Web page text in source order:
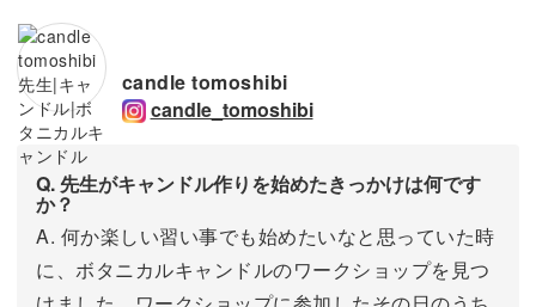
candle tomoshibi
candle_tomoshibi
Q. 先生がキャンドル作りを始めたきっかけは何です
か？
A. 何か楽しい習い事でも始めたいなと思っていた時
に、ボタニカルキャンドルのワークショップを見つ